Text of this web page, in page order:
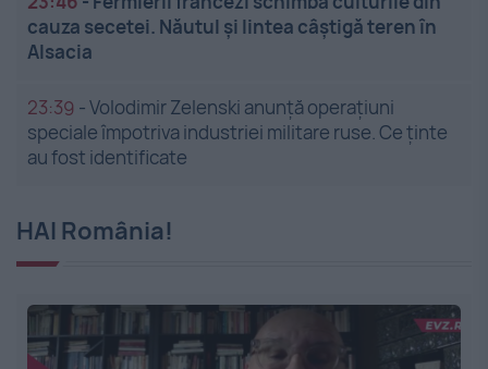
cauza secetei. Năutul și lintea câștigă teren în
Alsacia
23:39 -Volodimir Zelenski anunță operațiuni
speciale împotriva industriei militare ruse. Ce ținte
au fost identificate
HAI România!